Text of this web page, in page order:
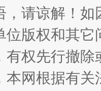
，请谅解！
位版权和其它
有权先行撤
本网根据有